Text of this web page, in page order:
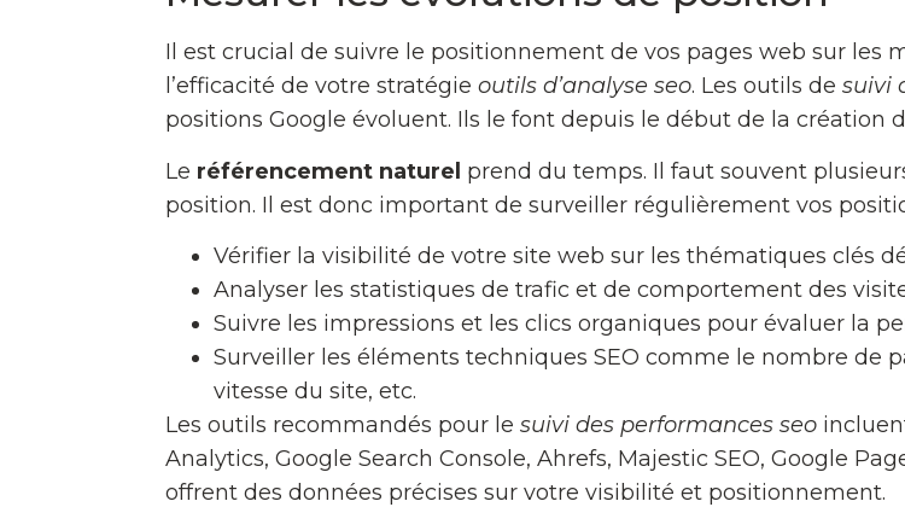
Il est crucial de suivre le positionnement de vos pages web sur les
l’efficacité de votre stratégie outils d’analyse seo. Les outils de suivi
positions Google évoluent. Ils le font depuis le début de la création
Le référencement naturel prend du temps. Il faut souvent
position. Il est donc important de surveiller régulièrement vos
Vérifier la visibilité de votre site web sur les thématiques clés
Analyser les statistiques de trafic et de comportement des
Suivre les impressions et les clics organiques pour évaluer la
Surveiller les éléments techniques SEO comme le nombre de
vitesse du site, etc.
Les outils recommandés pour le suivi des performances seo
Analytics, Google Search Console, Ahrefs, Majestic SEO, Google
offrent des données précises sur votre visibilité et positionnement.